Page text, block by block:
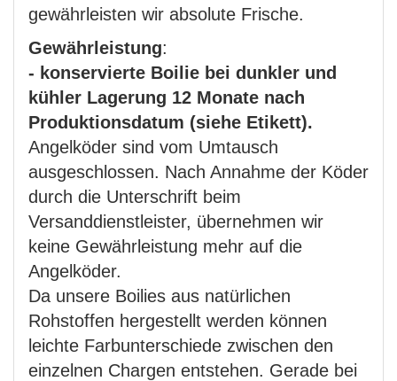
gewährleisten wir absolute Frische.
Gewährleistung:
- konservierte Boilie bei dunkler und
kühler Lagerung 12 Monate nach
Produktionsdatum (siehe Etikett).
Angelköder sind vom Umtausch
ausgeschlossen. Nach Annahme der Köder
durch die Unterschrift beim
Versanddienstleister, übernehmen wir
keine Gewährleistung mehr auf die
Angelköder.
Da unsere Boilies aus natürlichen
Rohstoffen hergestellt werden können
leichte Farbunterschiede zwischen den
einzelnen Chargen entstehen. Gerade bei